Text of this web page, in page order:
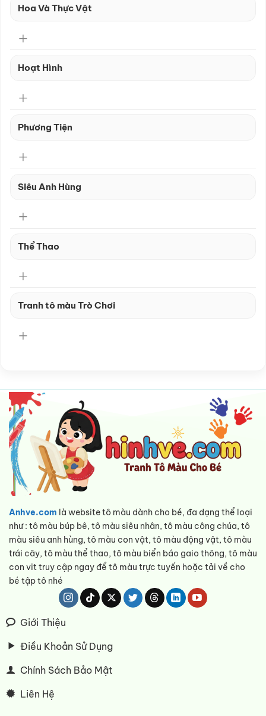
Hoa Và Thực Vật
Hoạt Hình
Phương Tiện
Siêu Anh Hùng
Thể Thao
Tranh tô màu Trò Chơi
Anhve.com là website tô màu dành cho bé, đa dạng thể loại
như : tô màu búp bê, tô màu siêu nhân, tô màu công chúa, tô
màu siêu anh hùng, tô màu con vật, tô màu động vật, tô màu
trái cây, tô màu thể thao, tô màu biển báo gaio thông, tô màu
con vit truy cập ngay để tô màu trực tuyến hoặc tải về cho
bé tập tô nhé
Giới Thiệu
Điều Khoản Sử Dụng
Chính Sách Bảo Mật
Liên Hệ